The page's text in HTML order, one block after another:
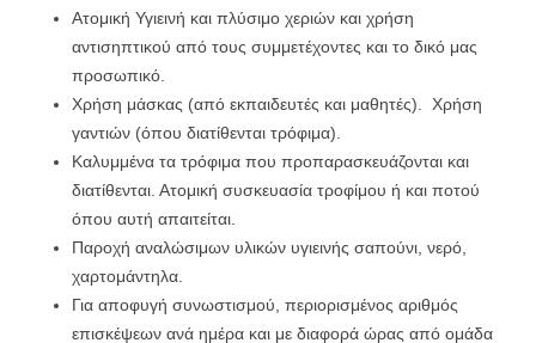
Ατομική Υγιεινή και πλύσιμο χεριών και χρήση
αντισηπτικού από τους συμμετέχοντες και το δικό μας
προσωπικό.
Χρήση μάσκας (από εκπαιδευτές και μαθητές). Χρήση
γαντιών (όπου διατίθενται τρόφιμα).
Καλυμμένα τα τρόφιμα που προπαρασκευάζονται και
διατίθενται. Ατομική συσκευασία τροφίμου ή και ποτού
όπου αυτή απαιτείται.
Παροχή αναλώσιμων υλικών υγιεινής σαπούνι, νερό,
χαρτομάντηλα.
Για αποφυγή συνωστισμού, περιορισμένος αριθμός
επισκέψεων ανά ημέρα και με διαφορά ώρας από ομάδα